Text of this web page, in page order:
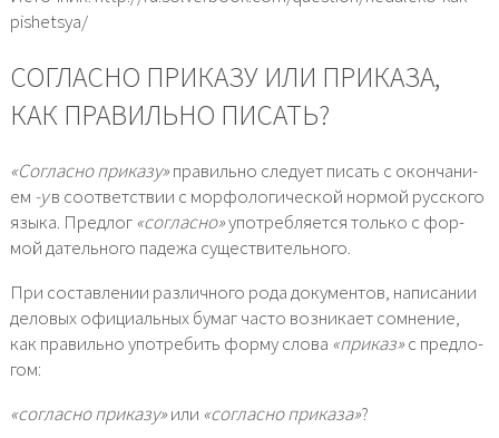
pishetsya/
СОГЛАСНО ПРИКАЗУ ИЛИ ПРИКАЗА,
КАК ПРАВИЛЬНО ПИСАТЬ?
«Согласно при­ка­зу»пра­виль­но сле­ду­ет писать с окон­ча­ни­
ем -ув соот­вет­ствии с мор­фо­ло­ги­че­ской нор­мой рус­ско­го
язы­ка. Предлог «соглас­но»упо­треб­ля­ет­ся толь­ко с фор­
мой датель­но­го паде­жа суще­стви­тель­но­го.
При состав­ле­нии раз­лич­но­го рода доку­мен­тов, напи­са­нии
дело­вых офи­ци­аль­ных бумаг часто воз­ни­ка­ет сомне­ние,
как пра­виль­но упо­тре­бить фор­му сло­ва «при­каз»с пред­ло­
гом:
«соглас­но при­ка­зу»или «соглас­но при­ка­за»?